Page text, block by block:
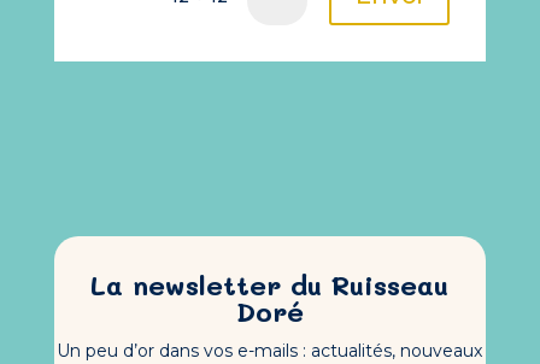
La newsletter du Ruisseau
Doré
Un peu d’or dans vos e-mails : actualités, nouveaux